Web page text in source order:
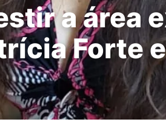
a área
Forte